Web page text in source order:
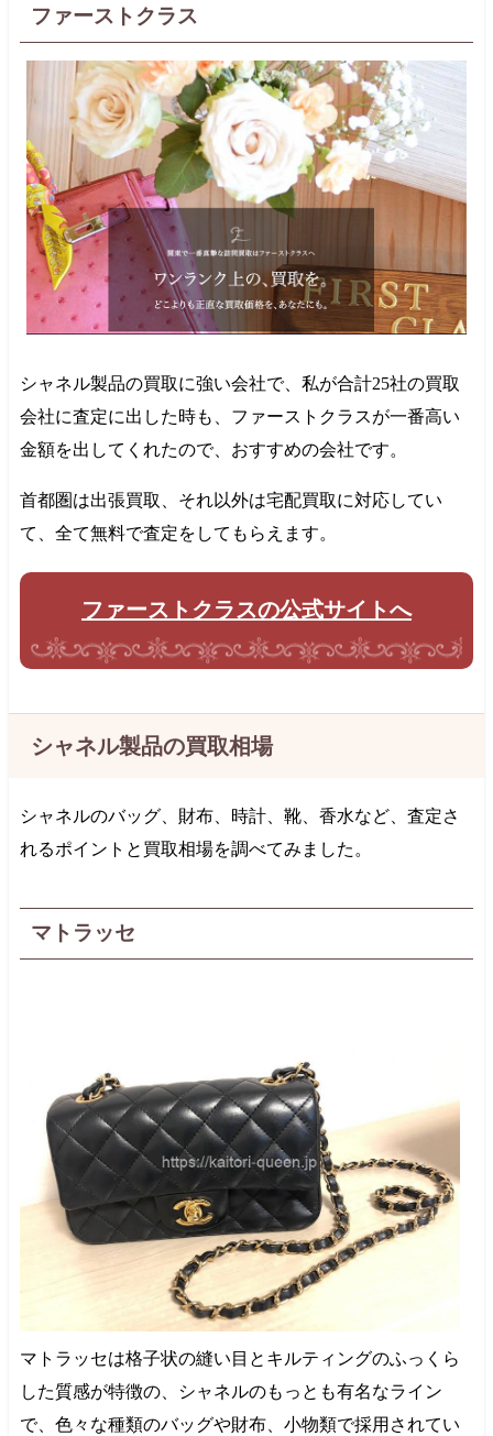
ファーストクラス
シャネル製品の買取に強い会社で、私が合計25社の買取
会社に査定に出した時も、ファーストクラスが一番高い
金額を出してくれたので、おすすめの会社です。
首都圏は出張買取、それ以外は宅配買取に対応してい
て、全て無料で査定をしてもらえます。
ファーストクラスの公式サイトへ
シャネル製品の買取相場
シャネルのバッグ、財布、時計、靴、香水など、査定さ
れるポイントと買取相場を調べてみました。
マトラッセ
マトラッセは格子状の縫い目とキルティングのふっくら
した質感が特徴の、シャネルのもっとも有名なライン
で、色々な種類のバッグや財布、小物類で採用されてい